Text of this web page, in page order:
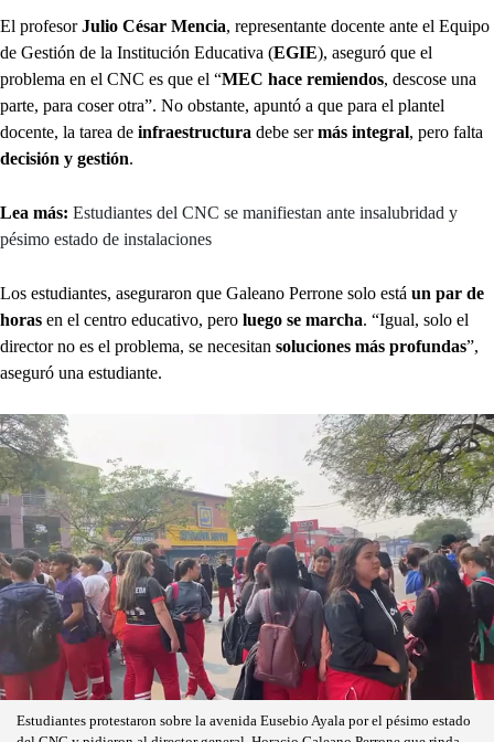
El profesorJulio César Mencia, representante docente ante el Equipo
de Gestión de la Institución Educativa (EGIE), aseguró que el
problema en el CNC es que el “MEC hace remiendos, descose una
parte, para coser otra”. No obstante, apuntó a que para el plantel
docente, la tarea de infraestructura debe sermás integral, pero falta
decisión y gestión.
Lea más: Estudiantes del CNC se manifiestan ante insalubridad y
pésimo estado de instalaciones
Los estudiantes, aseguraron que Galeano Perrone solo está un par de
horas en el centro educativo, pero luego se marcha. “Igual, solo el
director no es el problema, se necesitan soluciones más profundas”,
aseguró una estudiante.
Estudiantes protestaron sobre la avenida Eusebio Ayala por el pésimo estado